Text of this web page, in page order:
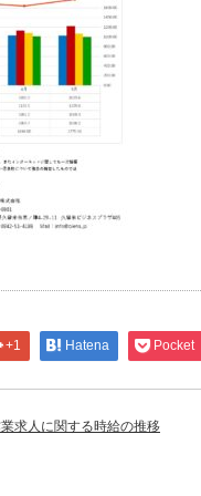
+1 Hatena Pocket
求人に関する時給の推移